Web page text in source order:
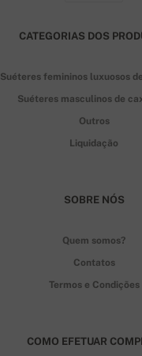
CATEGORIAS DOS
Suéteres femininos luxuosos
Suéteres masculinos de
Outros
Liquidação
SOBRE NÓS
Quem somos?
Contatos
Termos e Condições
COMO EFETUAR